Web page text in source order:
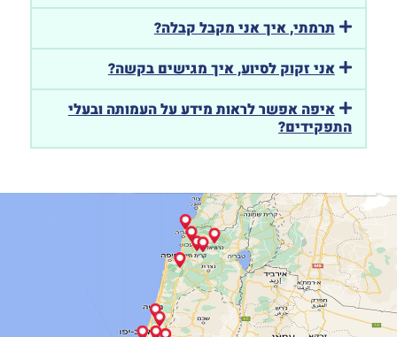
תרמתי, איך אני מקבל קבלה?
אני זקוק לסיוע, איך מגישים בקשה?
איפה אפשר לראות מידע על העמותה ובעלי
התפקידים?